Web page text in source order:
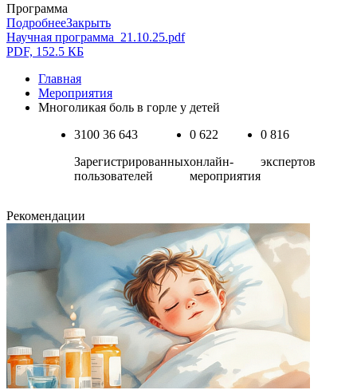
Программа
ПодробнееЗакрыть
Научная программа_21.10.25.pdf
PDF, 152.5 КБ
Главная
Мероприятия
Многоликая боль в горле у детей
3100 36 643
Зарегистрированных
пользователей
0 622
онлайн-
мероприятия
0 816
экспертов
Рекомендации